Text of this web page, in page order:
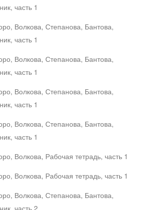
часть 1
Волкова, Степанова, Бантова,
часть 1
Волкова, Степанова, Бантова,
часть 1
Волкова, Степанова, Бантова,
часть 1
Волкова, Степанова, Бантова,
часть 1
Волкова, Рабочая тетрадь, часть 1
Волкова, Рабочая тетрадь, часть 1
Волкова, Степанова, Бантова,
часть 2